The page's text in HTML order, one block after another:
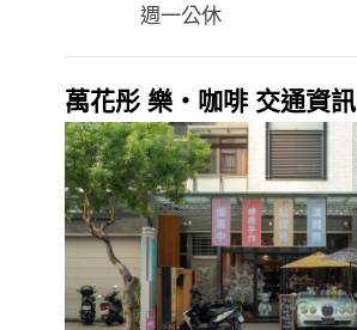
⠀⠀⠀⠀⠀ 週一公休
萬花彤 樂・咖啡 交通資訊